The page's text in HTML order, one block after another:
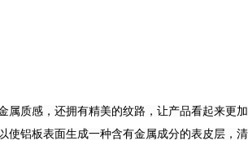
属质感，还拥有精美的纹路，让产品看起来更加
使铝板表面生成一种含有金属成分的表皮层，清